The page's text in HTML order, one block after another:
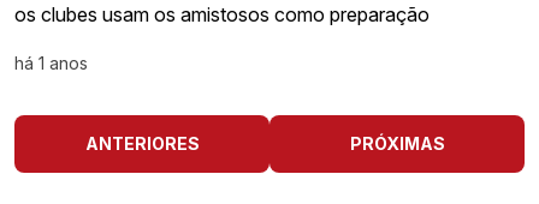
os clubes usam os amistosos como preparação
há 1 anos
ANTERIORES PRÓXIMAS